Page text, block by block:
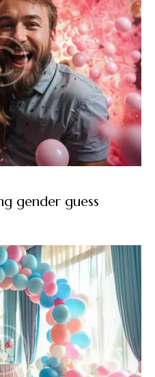
gender guess